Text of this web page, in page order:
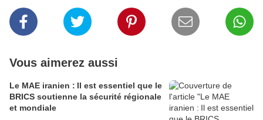
Vous aimerez aussi
Le MAE iranien : Il est essentiel que le
BRICS soutienne la sécurité régionale
et mondiale